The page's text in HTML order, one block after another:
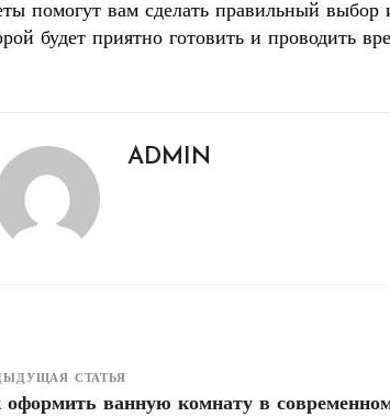
помогут вам сделать правильный выбор
будет приятно готовить и проводить
ADMIN
СТАТЬЯ
оформить ванную комнату в